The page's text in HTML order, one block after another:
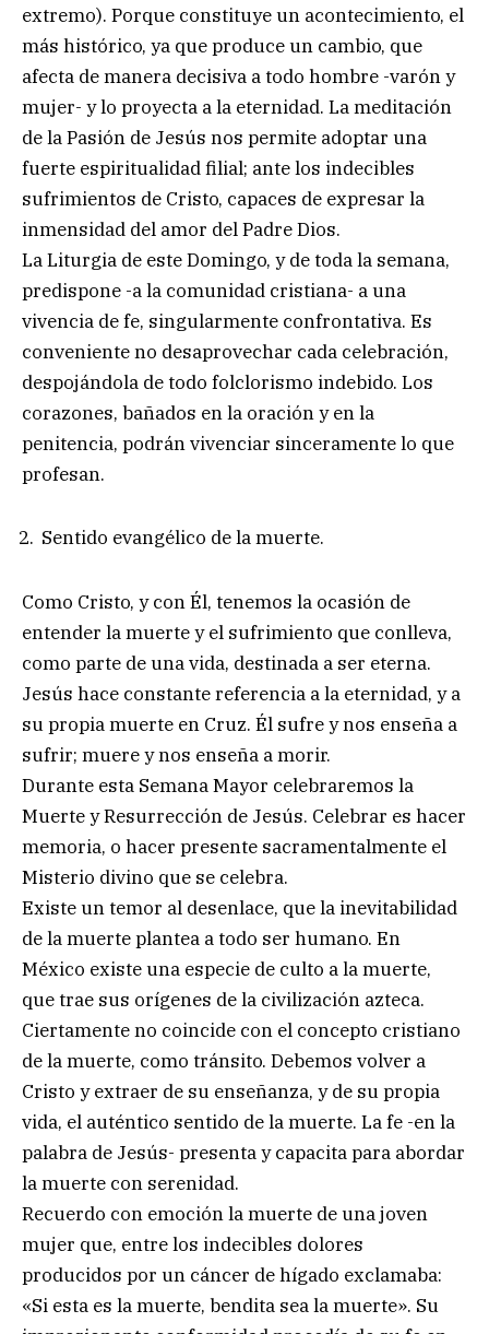
extremo). Porque constituye un acontecimiento, el
más histórico, ya que produce un cambio, que
afecta de manera decisiva a todo hombre -varón y
mujer- y lo proyecta a la eternidad. La meditación
de la Pasión de Jesús nos permite adoptar una
fuerte espiritualidad filial; ante los indecibles
sufrimientos de Cristo, capaces de expresar la
inmensidad del amor del Padre Dios.
La Liturgia de este Domingo, y de toda la semana,
predispone -a la comunidad cristiana- a una
vivencia de fe, singularmente confrontativa. Es
conveniente no desaprovechar cada celebración,
despojándola de todo folclorismo indebido. Los
corazones, bañados en la oración y en la
penitencia, podrán vivenciar sinceramente lo que
profesan.
Sentido evangélico de la muerte.
Como Cristo, y con Él, tenemos la ocasión de
entender la muerte y el sufrimiento que conlleva,
como parte de una vida, destinada a ser eterna.
Jesús hace constante referencia a la eternidad, y a
su propia muerte en Cruz. Él sufre y nos enseña a
sufrir; muere y nos enseña a morir.
Durante esta Semana Mayor celebraremos la
Muerte y Resurrección de Jesús. Celebrar es hacer
memoria, o hacer presente sacramentalmente el
Misterio divino que se celebra.
Existe un temor al desenlace, que la inevitabilidad
de la muerte plantea a todo ser humano. En
México existe una especie de culto a la muerte,
que trae sus orígenes de la civilización azteca.
Ciertamente no coincide con el concepto cristiano
de la muerte, como tránsito. Debemos volver a
Cristo y extraer de su enseñanza, y de su propia
vida, el auténtico sentido de la muerte. La fe -en la
palabra de Jesús- presenta y capacita para abordar
la muerte con serenidad.
Recuerdo con emoción la muerte de una joven
mujer que, entre los indecibles dolores
producidos por un cáncer de hígado exclamaba:
«Si esta es la muerte, bendita sea la muerte». Su